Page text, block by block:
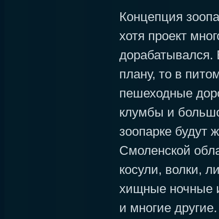
Концепция
хотя проект
дорабатывался.
плану, то в
пешеходные
клумбы и
зоопарке будут
Смоленской
косули, волки,
хищные ночные
и многие